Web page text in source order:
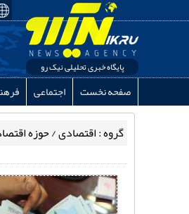
پایگاه خبری تحلیلی نیک رو
صفحه نخست اجتماعی
گروه : اقتصادی / حوزه